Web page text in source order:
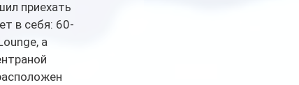
приехать
в себя: 60-
а